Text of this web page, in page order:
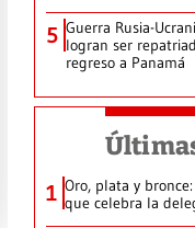
5 Guerra Rusia-
logran ser
regreso a Panamá
1 Oro, plata y
que celebra la